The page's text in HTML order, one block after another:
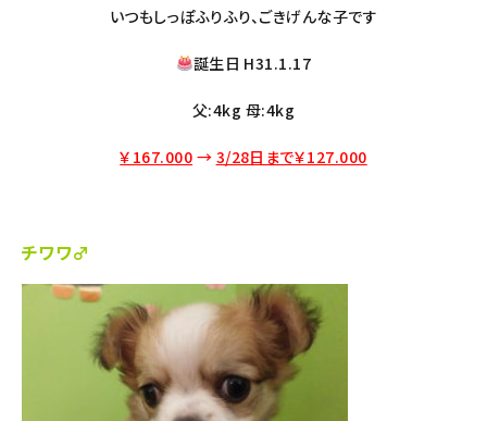
いつもしっぽふりふり、ごきげんな子です
誕生日 H31.1.17
父:4kg 母:4kg
￥167.000 → 3/28日まで￥127.000
チワワ♂